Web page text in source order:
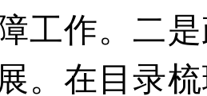
工作。 二是
展。在目录